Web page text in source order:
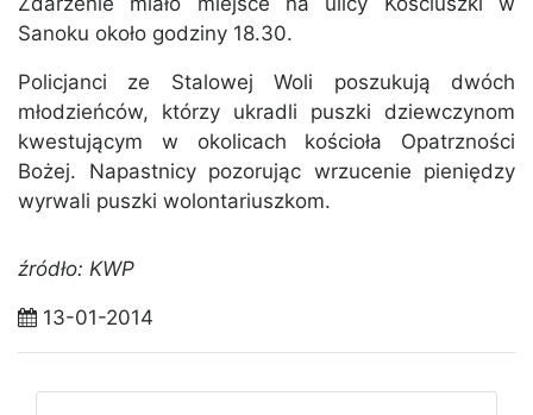
Sanoku około godziny 18.30.
Policjanci ze Stalowej Woli poszukują dwóch
młodzieńców, którzy ukradli puszki dziewczynom
kwestującym w okolicach kościoła Opatrzności
Bożej. Napastnicy pozorując wrzucenie pieniędzy
wyrwali puszki wolontariuszkom.
źródło: KWP
13-01-2014